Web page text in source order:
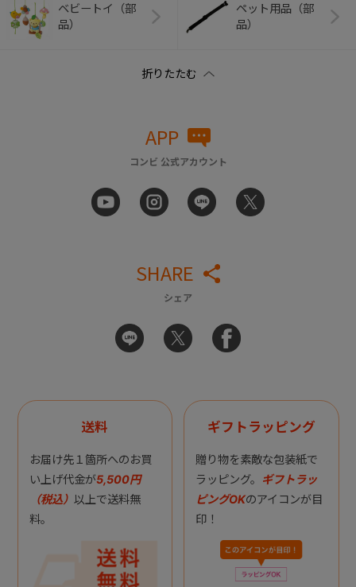
ベビートイ（部
品）
ペット用品（部
品）
APP
コンビ 公式アカウント
SHARE
シェア
送料
お届け先１箇所へのお買
い上げ代金が5,500円
（税込） 以上で送料無
料。
ギフトラッピング
贈り物を素敵な包装紙で
ラッピング。 ギフトラッ
ピングOKのアイコンが目
印！